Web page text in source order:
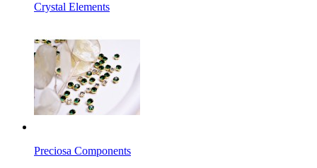
Crystal Elements
Preciosa Components